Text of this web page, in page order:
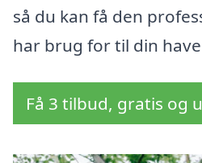
så du kan få den
har brug for til din
Få 3 tilbud, gratis og